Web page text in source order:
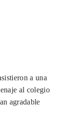
a una
al colegio
agradable